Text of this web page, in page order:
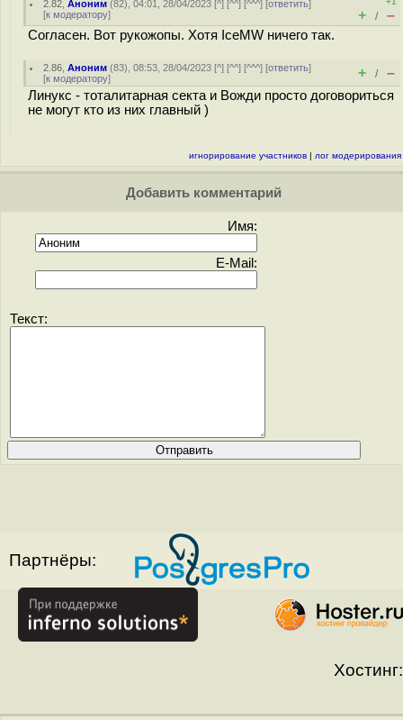
2.82 ,Аноним (82), 04:01, 28/04/2023 [^] [^^] [^^^] [ответить]
[к модератору] + / –
Согласен. Вот рукожопы. Хотя IceMW ничего так.
2.86 ,Аноним (83), 08:53, 28/04/2023 [^] [^^] [^^^] [ответить]
[к модератору] + / –
Линукс - тоталитарная секта и Вожди просто договориться
не могут кто из них главный )
игнорирование участников | лог модерирования
Добавить комментарий
Имя:
E-Mail:
Текст:
Партнёры:
Хостинг: